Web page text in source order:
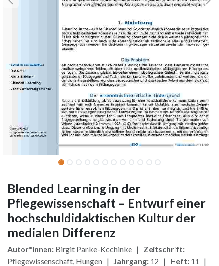
Blended Learning in der
Pflegewissenschaft – Entwurf einer
hochschuldidaktischen Kultur der
medialen Differenz
Autor*innen: Birgit Panke-Kochinke | Zeitschrift:
Pflegewissenschaft, Hungen | Jahrgang: 12 | Heft: 11 |